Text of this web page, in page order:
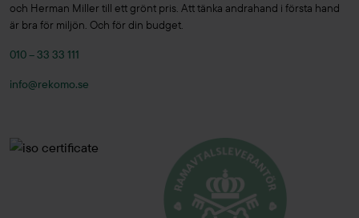
och Herman Miller till ett grönt pris. Att tänka andrahand i första hand
är bra för miljön. Och för din budget.
010 – 33 33 111
info@rekomo.se